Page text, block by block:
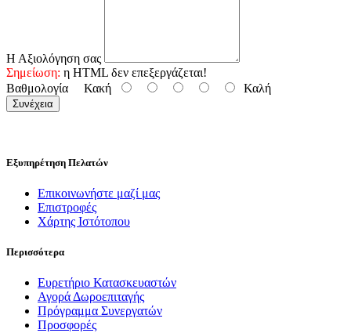
Η Αξιολόγηση σας
Σημείωση: η HTML δεν επεξεργάζεται!
Βαθμολογία Κακή Καλή
Συνέχεια
Εξυπηρέτηση Πελατών
Επικοινωνήστε μαζί μας
Επιστροφές
Χάρτης Ιστότοπου
Περισσότερα
Ευρετήριο Κατασκευαστών
Αγορά Δωροεπιταγής
Πρόγραμμα Συνεργατών
Προσφορές